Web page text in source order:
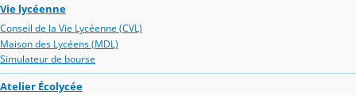
Vie lycéenne
Conseil de la Vie Lycéenne (CVL)
Maison des Lycéens (MDL)
Simulateur de bourse
Atelier Écolycée